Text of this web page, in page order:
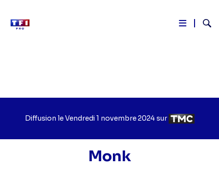
Diffusion leJour
diffusion
Vendredi 1 novembre 2024sur Chaîne
diffusion
Monk